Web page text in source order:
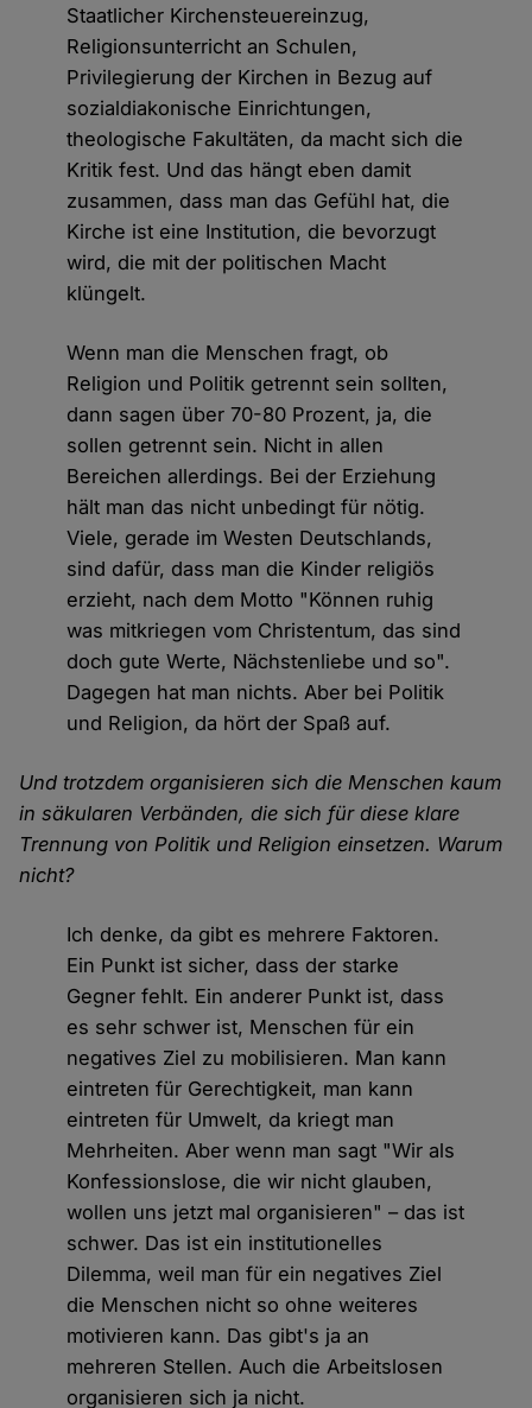
Staatlicher Kirchensteuereinzug,
Religionsunterricht an Schulen,
Privilegierung der Kirchen in Bezug auf
sozialdiakonische Einrichtungen,
theologische Fakultäten, da macht sich die
Kritik fest. Und das hängt eben damit
zusammen, dass man das Gefühl hat, die
Kirche ist eine Institution, die bevorzugt
wird, die mit der politischen Macht
klüngelt.
Wenn man die Menschen fragt, ob
Religion und Politik getrennt sein sollten,
dann sagen über 70-80 Prozent, ja, die
sollen getrennt sein. Nicht in allen
Bereichen allerdings. Bei der Erziehung
hält man das nicht unbedingt für nötig.
Viele, gerade im Westen Deutschlands,
sind dafür, dass man die Kinder religiös
erzieht, nach dem Motto "Können ruhig
was mitkriegen vom Christentum, das sind
doch gute Werte, Nächstenliebe und so".
Dagegen hat man nichts. Aber bei Politik
und Religion, da hört der Spaß auf.
Und trotzdem organisieren sich die Menschen kaum
in säkularen Verbänden, die sich für diese klare
Trennung von Politik und Religion einsetzen. Warum
nicht?
Ich denke, da gibt es mehrere Faktoren.
Ein Punkt ist sicher, dass der starke
Gegner fehlt. Ein anderer Punkt ist, dass
es sehr schwer ist, Menschen für ein
negatives Ziel zu mobilisieren. Man kann
eintreten für Gerechtigkeit, man kann
eintreten für Umwelt, da kriegt man
Mehrheiten. Aber wenn man sagt "Wir als
Konfessionslose, die wir nicht glauben,
wollen uns jetzt mal organisieren" – das ist
schwer. Das ist ein institutionelles
Dilemma, weil man für ein negatives Ziel
die Menschen nicht so ohne weiteres
motivieren kann. Das gibt's ja an
mehreren Stellen. Auch die Arbeitslosen
organisieren sich ja nicht.